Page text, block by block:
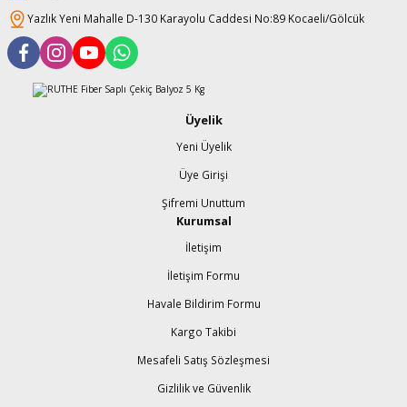
Yazlık Yeni Mahalle D-130 Karayolu Caddesi No:89 Kocaeli/Gölcük
Üyelik
Yeni Üyelik
Üye Girişi
Şifremi Unuttum
Kurumsal
İletişim
İletişim Formu
Havale Bildirim Formu
Kargo Takibi
Mesafeli Satış Sözleşmesi
Gizlilik ve Güvenlik